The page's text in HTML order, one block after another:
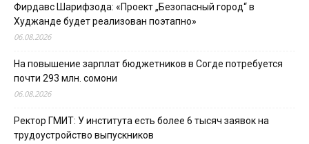
Фирдавс Шарифзода: «Проект „Безопасный город“ в
Худжанде будет реализован поэтапно»
06.08.2026
На повышение зарплат бюджетников в Согде потребуется
почти 293 млн. сомони
06.08.2026
Ректор ГМИТ: У института есть более 6 тысяч заявок на
трудоустройство выпускников